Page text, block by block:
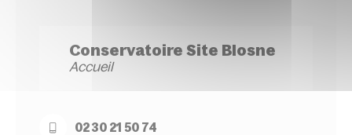
Conservatoire Site Blosne
Accueil
02 30 21 50 74